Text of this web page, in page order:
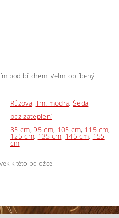
pod břichem. Velmi oblíbený
Růžová, Tm. modrá,Šedá
bez zateplení
85 cm,95 cm, 105 cm, 115 cm,
125 cm,135 cm,145 cm,155
cm
k této položce.